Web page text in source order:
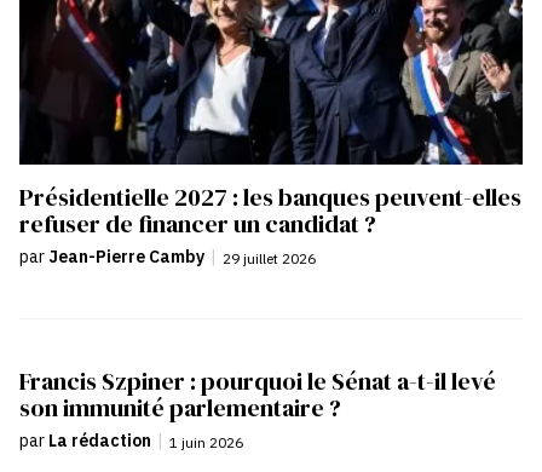
Présidentielle 2027 : les banques peuvent-elles
refuser de financer un candidat ?
par Jean-Pierre Camby | 29 juillet 2026
Francis Szpiner : pourquoi le Sénat a-t-il levé
son immunité parlementaire ?
par La rédaction | 1 juin 2026